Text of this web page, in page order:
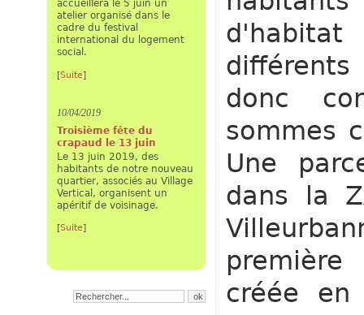
accueillera le 5 juin un
atelier organisé dans le
cadre du festival
international du logement
social.
[Suite]
10/04/2019
Troisième fête du
crapaud le 13 juin
Le 13 juin 2019, des
habitants de notre nouveau
quartier, associés au Village
Vertical, organisent un
apéritif de voisinage.
[Suite]
différents
donc
sommes
Une
dans la
créée en